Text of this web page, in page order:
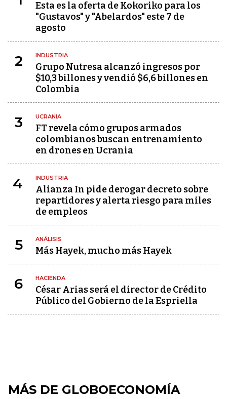
Esta es la oferta de Kokoriko para los
"Gustavos" y "Abelardos" este 7 de
agosto
2 INDUSTRIA
Grupo Nutresa alcanzó ingresos por
$10,3 billones y vendió $6,6 billones en
Colombia
3 UCRANIA
FT revela cómo grupos armados
colombianos buscan entrenamiento
en drones en Ucrania
4 INDUSTRIA
Alianza In pide derogar decreto sobre
repartidores y alerta riesgo para miles
de empleos
5 ANÁLISIS
Más Hayek, mucho más Hayek
6 HACIENDA
César Arias será el director de Crédito
Público del Gobierno de la Espriella
MÁS DE GLOBOECONOMÍA